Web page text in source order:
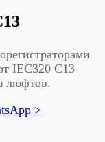
IEC320 C13
люфтов.
>